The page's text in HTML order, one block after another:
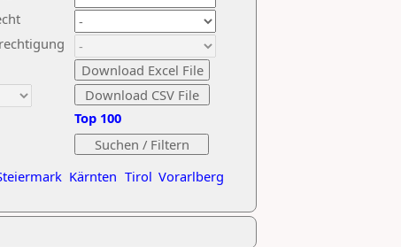
Kärnten Tirol Vorarlberg
Top 100